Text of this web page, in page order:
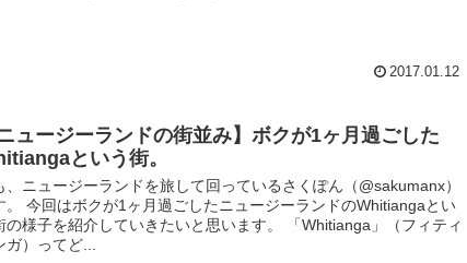
2017.01.12
ュージーランドの街並み】ボクが1ヶ月過ごした
という街。
、ニュージーランドを旅して回っているさくぽん（@sakumanx）
。 今回はボクが1ヶ月過ごしたニュージーランドのWhitiangaとい
の様子を紹介していきたいと思います。 「Whitianga」（フィティ
ガ）ってど...